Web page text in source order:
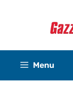
Menu